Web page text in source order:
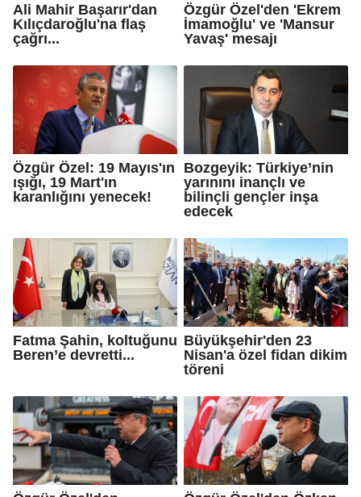
Ali Mahir Başarır'dan
Kılıçdaroğlu'na flaş
çağrı...
Özgür Özel'den 'Ekrem
İmamoğlu' ve 'Mansur
Yavaş' mesajı
Özgür Özel: 19 Mayıs'ın
ışığı, 19 Mart'ın
karanlığını yenecek!
Bozgeyik: Türkiye’nin
yarınını inançlı ve
bilinçli gençler inşa
edecek
Fatma Şahin, koltuğunu
Beren’e devretti...
Büyükşehir'den 23
Nisan'a özel fidan dikim
töreni